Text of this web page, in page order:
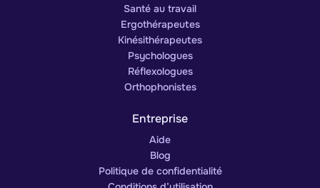
Santé au travail
Ergothérapeutes
Kinésithérapeutes
Psychologues
Réflexologues
Orthophonistes
Entreprise
Aide
Blog
Politique de confidentialité